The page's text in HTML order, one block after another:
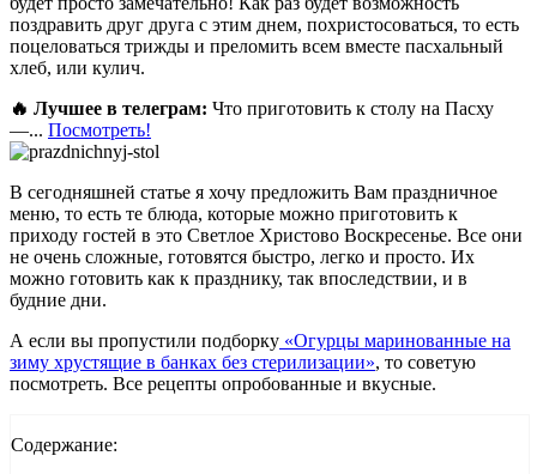
поздравить друг друга с этим днем, похристосоваться, то есть
поцеловаться трижды и преломить всем вместе пасхальный
хлеб, или кулич.
🔥 Лучшее в телеграм: Что приготовить к столу на Пасху
—... Посмотреть!
В сегодняшней статье я хочу предложить Вам праздничное
меню, то есть те блюда, которые можно приготовить к
приходу гостей в это Светлое Христово Воскресенье. Все они
не очень сложные, готовятся быстро, легко и просто. Их
можно готовить как к празднику, так впоследствии, и в
будние дни.
А если вы пропустили подборку «Огурцы маринованные на
зиму хрустящие в банках без стерилизации», то советую
посмотреть. Все рецепты опробованные и вкусные.
Содержание: